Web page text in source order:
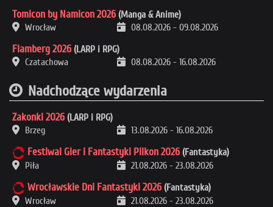
Tomicon by Namicon 2026 (Manga & Anime)
Wrocław
08.08.2026 - 09.08.2026
Flamberg 2026 (LARP i RPG)
Czatachowa
08.08.2026 - 16.08.2026
Nadchodzące wydarzenia
Zakonki 2026 (LARP i RPG)
Brzeg
13.08.2026 - 16.08.2026
Festiwal Gier i Fantastyki Pilkon 2026 (Fantastyka)
Piła
21.08.2026 - 23.08.2026
Wrocławskie Dni Fantastyki 2026 (Fantastyka)
Wrocław
21.08.2026 - 23.08.2026